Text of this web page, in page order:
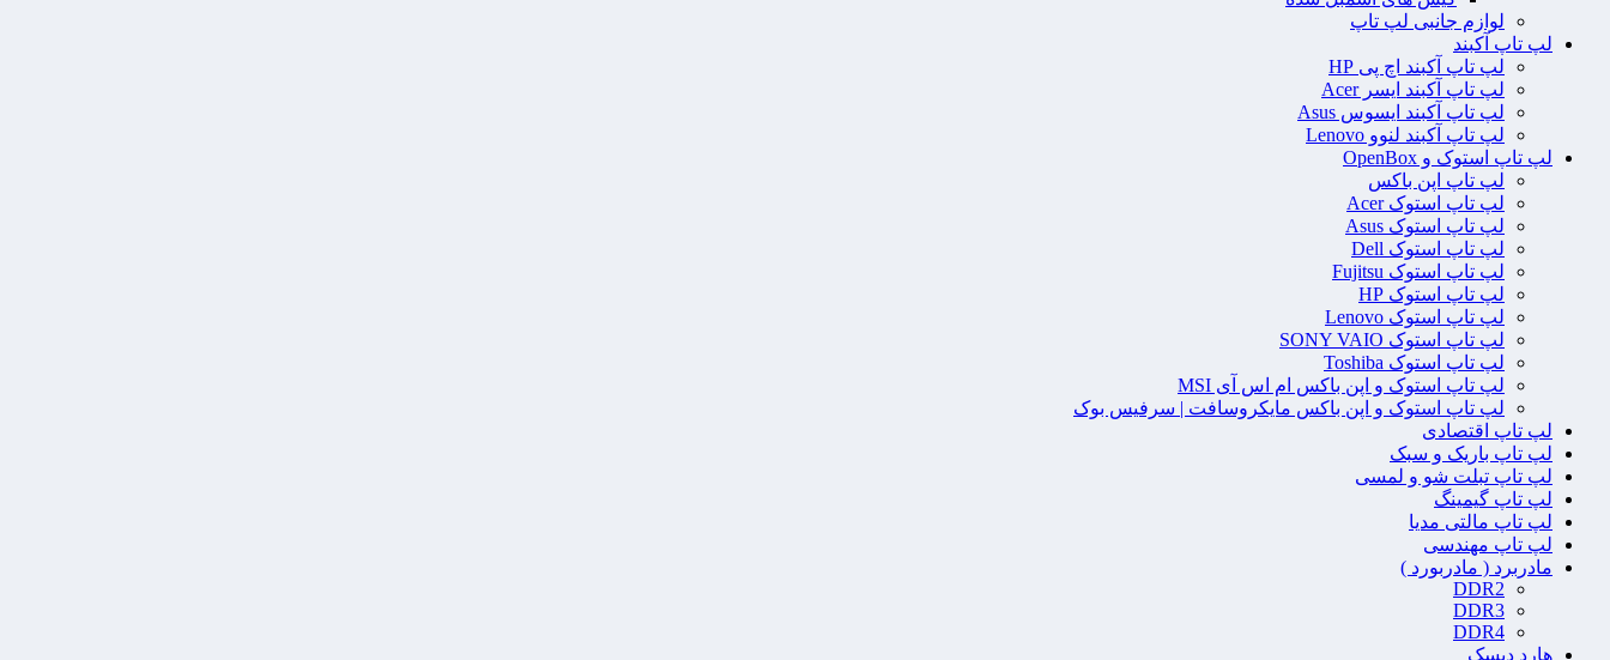
لوازم جانبی لپ تاپ
لپ تاپ آکبند
لپ تاپ آکبند اچ پی HP
لپ تاپ آکبند ایسر Acer
لپ تاپ آکبند ایسوس Asus
لپ تاپ آکبند لنوو Lenovo
لپ تاپ استوک و OpenBox
لپ تاپ اپن باکس
لپ تاپ استوک Acer
لپ تاپ استوک Asus
لپ تاپ استوک Dell
لپ تاپ استوک Fujitsu
لپ تاپ استوک HP
لپ تاپ استوک Lenovo
لپ تاپ استوک SONY VAIO
لپ تاپ استوک Toshiba
لپ تاپ استوک و اپن باکس ام اس آی MSI
لپ تاپ استوک و اپن باکس مایکروسافت | سرفیس بوک
لپ تاپ اقتصادی
لپ تاپ باریک و سبک
لپ تاپ تبلت شو و لمسی
لپ تاپ گیمینگ
لپ تاپ مالتی مدیا
لپ تاپ مهندسی
مادربرد ( مادربورد )
DDR2
DDR3
DDR4
هارد دیسک